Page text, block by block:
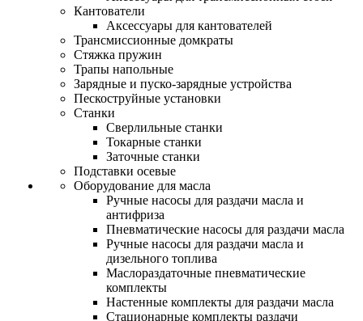
Кантователи
Аксессуары для кантователей
Трансмиссионные домкраты
Стяжка пружин
Трапы напольные
Зарядные и пуско-зарядные устройства
Пескоструйные установки
Станки
Сверлильные станки
Токарные станки
Заточные станки
Подставки осевые
Оборудование для масла
Ручные насосы для раздачи масла и
антифриза
Пневматические насосы для раздачи масла
Ручные насосы для раздачи масла и
дизельного топлива
Маслораздаточные пневматические
комплекты
Настенные комплекты для раздачи масла
Стационарные комплекты раздачи